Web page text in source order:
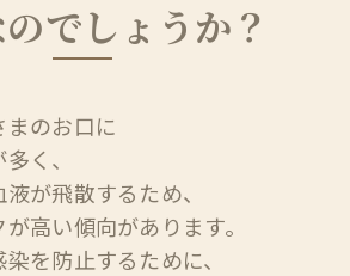
でしょうか？
のお口に
く、
が飛散するため、
高い傾向があります。
を防止するために、